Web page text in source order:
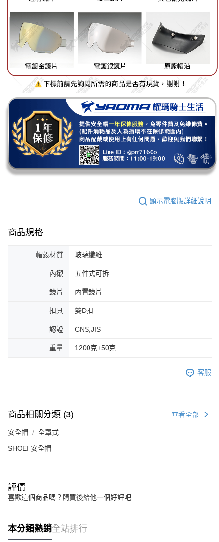
顯示電腦版詳細說明
商品規格
帽殼材質 玻璃纖維
內襯 五件式可拆
鏡片 內置鏡片
扣具 雙D扣
認證 CNS,JIS
重量 1200克±50克
客服
商品相關分類 (3) 查看全部
安全帽 全罩式
SHOEI 安全帽
評價
喜歡這個商品嗎？購買後給他一個好評吧
本分類熱銷全站排行